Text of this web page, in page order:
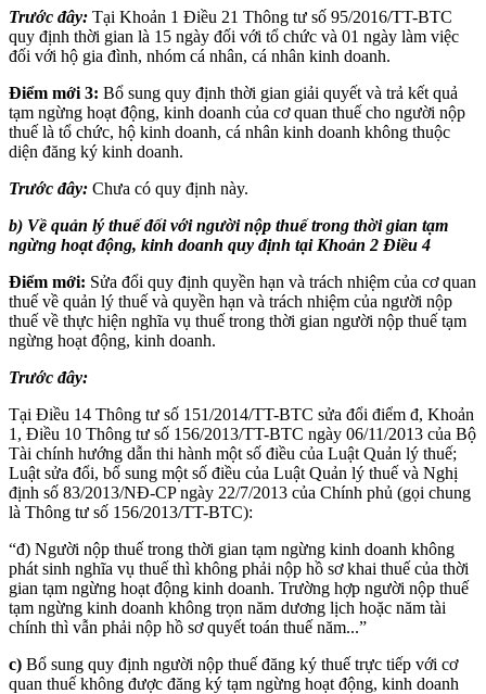
Trước đây: Tại Khoản 1 Điều 21 Thông tư số 95/2016/TT-BTC
quy định thời gian là 15 ngày đối với tổ chức và 01 ngày làm việc
đối với hộ gia đình, nhóm cá nhân, cá nhân kinh doanh.
Điểm mới 3: Bổ sung quy định thời gian giải quyết và trả kết quả
tạm ngừng hoạt động, kinh doanh của cơ quan thuế cho người nộp
thuế là tổ chức, hộ kinh doanh, cá nhân kinh doanh không thuộc
diện đăng ký kinh doanh.
Trước đây: Chưa có quy định này.
b) Về quản lý thuế đối với người nộp thuế trong thời gian tạm
ngừng hoạt động, kinh doanh quy định tại Khoản 2 Điều 4
Điểm mới: Sửa đổi quy định quyền hạn và trách nhiệm của cơ quan
thuế về quản lý thuế và quyền hạn và trách nhiệm của người nộp
thuế về thực hiện nghĩa vụ thuế trong thời gian người nộp thuế tạm
ngừng hoạt động, kinh doanh.
Trước đây:
Tại Điều 14 Thông tư số 151/2014/TT-BTC sửa đổi điểm đ, Khoản
1, Điều 10 Thông tư số 156/2013/TT-BTC ngày 06/11/2013 của Bộ
Tài chính hướng dẫn thi hành một số điều của Luật Quản lý thuế;
Luật sửa đổi, bổ sung một số điều của Luật Quản lý thuế và Nghị
định số 83/2013/NĐ-CP ngày 22/7/2013 của Chính phủ (gọi chung
là Thông tư số 156/2013/TT-BTC):
“đ) Người nộp thuế trong thời gian tạm ngừng kinh doanh không
phát sinh nghĩa vụ thuế thì không phải nộp hồ sơ khai thuế của thời
gian tạm ngừng hoạt động kinh doanh. Trường hợp người nộp thuế
tạm ngừng kinh doanh không trọn năm dương lịch hoặc năm tài
chính thì vẫn phải nộp hồ sơ quyết toán thuế năm...”
c) Bổ sung quy định người nộp thuế đăng ký thuế trực tiếp với cơ
quan thuế không được đăng ký tạm ngừng hoạt động, kinh doanh